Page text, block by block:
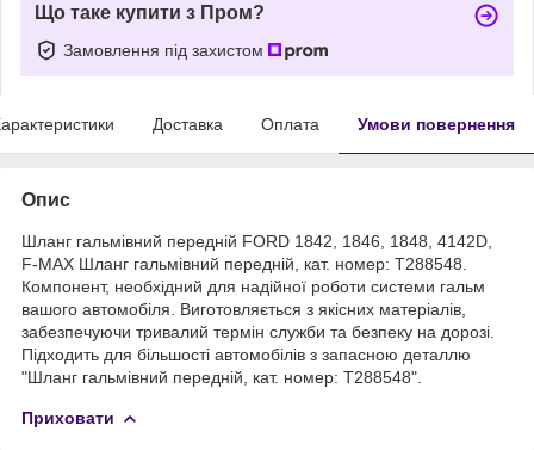
Що таке купити з Пром?
Замовлення під захистом
Доставка Оплата Умови повернення
Опис
Шланг гальмівний передній FORD 1842, 1846, 1848, 4142D,
F-MAX Шланг гальмівний передній, кат. номер: T288548.
Компонент, необхідний для надійної роботи системи гальм
вашого автомобіля. Виготовляється з якісних матеріалів,
забезпечуючи тривалий термін служби та безпеку на дорозі.
Підходить для більшості автомобілів з запасною деталлю
"Шланг гальмівний передній, кат. номер: T288548".
Приховати